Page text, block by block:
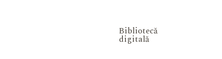
Bibliotecă
digitală